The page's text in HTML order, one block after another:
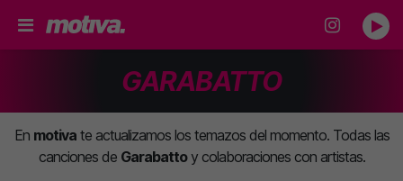
GARABATTO
En motivate actualizamos los temazos del momento. Todas las
canciones de Garabattoy colaboraciones con artistas.